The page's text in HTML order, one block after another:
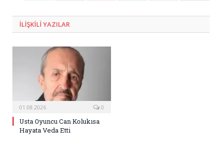
ILIŞKILI YAZILAR
01.08.2026 0
Usta Oyuncu Can Kolukısa
Hayata Veda Etti